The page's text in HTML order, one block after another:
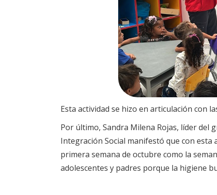
Esta actividad se hizo en articulación con
Por último, Sandra Milena Rojas, líder del
Integración Social manifestó que con esta
primera semana de octubre como la
adolescentes y padres porque la higiene